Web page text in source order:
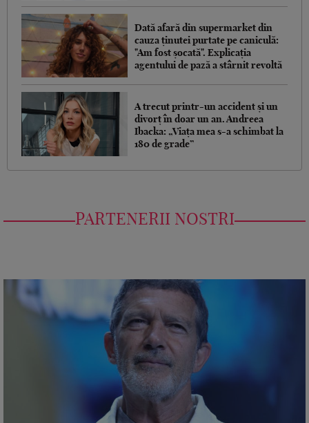
Dată afară din supermarket din
cauza ținutei purtate pe caniculă:
"Am fost șocată". Explicația
agentului de pază a stârnit revoltă
A trecut printr-un accident și un
divorț în doar un an. Andreea
Ibacka: „Viața mea s-a schimbat la
180 de grade”
PARTENERII NOSTRI